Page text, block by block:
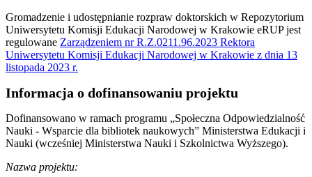
Gromadzenie i udostępnianie rozpraw doktorskich w Repozytorium
Uniwersytetu Komisji Edukacji Narodowej w Krakowie eRUP jest
regulowane Zarządzeniem nr R.Z.0211.96.2023 Rektora
Uniwersytetu Komisji Edukacji Narodowej w Krakowie z dnia 13
listopada 2023 r.
Informacja o dofinansowaniu projektu
Dofinansowano w ramach programu „Społeczna Odpowiedzialność
Nauki - Wsparcie dla bibliotek naukowych” Ministerstwa Edukacji i
Nauki (wcześniej Ministerstwa Nauki i Szkolnictwa Wyższego).
Nazwa projektu: